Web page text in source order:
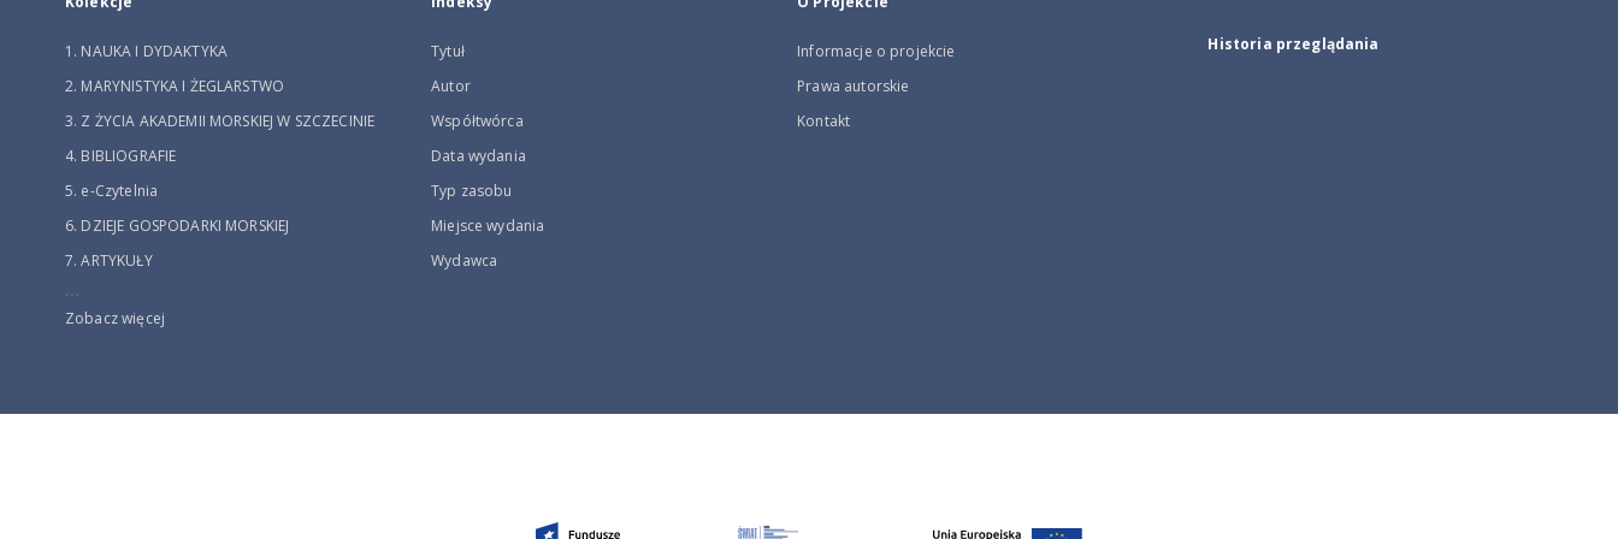
1. NAUKA I DYDAKTYKA
2. MARYNISTYKA I ŻEGLARSTWO
3. Z ŻYCIA AKADEMII MORSKIEJ W SZCZECINIE
4. BIBLIOGRAFIE
5. e-Czytelnia
6. DZIEJE GOSPODARKI MORSKIEJ
7. ARTYKUŁY
...
Zobacz więcej
Tytuł
Autor
Współtwórca
Data wydania
Typ zasobu
Miejsce wydania
Wydawca
Informacje o projekcie
Prawa autorskie
Kontakt
Historia przeglądania